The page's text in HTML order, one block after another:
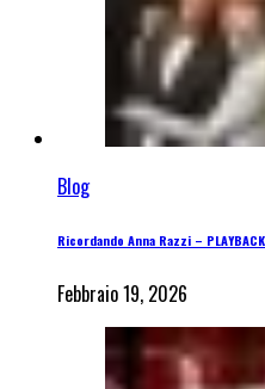
Blog
Ricordando Anna Razzi –
Febbraio 19, 2026